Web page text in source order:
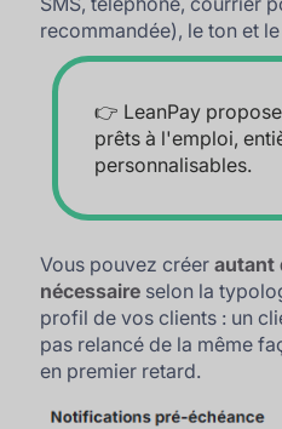
recommandée), le ton et
👉 LeanPay
prêts à l'emploi,
personnalisables.
Vous pouvez créerautant
nécessaire selon la
profil de vos clients : un
pas relancé de la même
en premier retard.